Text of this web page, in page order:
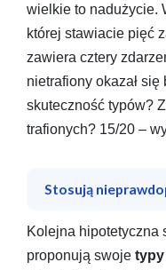
wielkie to nadużycie.
której stawiacie pięć
zawiera cztery
nietrafiony okazał
skuteczność typów?
trafionych? 15/20 –
Stosują
Kolejna hipotetyczna
proponują swoje